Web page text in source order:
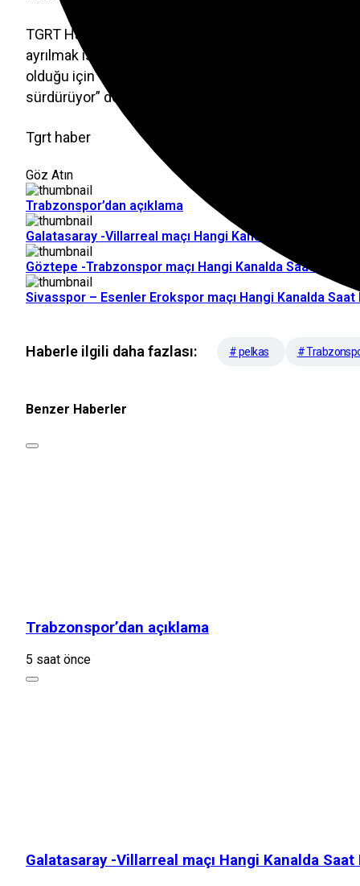
TGRT Haber’de yayımlanan Stüdyoda Futbol
ayrılmak istediğini doğruladı. Pelkas’ın
olduğu için Trabzonspor’a gitmek istiyor olabilir.
sürdürüyor” dedi.
Tgrt haber
Göz Atın
Trabzonspor’dan açıklama
Galatasaray -Villarreal maçı Hangi Kanalda Saat Kaçta
Göztepe -Trabzonspor maçı Hangi Kanalda Saat Kaçta
Sivasspor – Esenler Erokspor maçı Hangi Kanalda Saat
Haberle ilgili daha fazlası: # pelkas #
Benzer Haberler
Trabzonspor’dan açıklama
5 saat önce
Galatasaray -Villarreal maçı Hangi Kanalda Saat